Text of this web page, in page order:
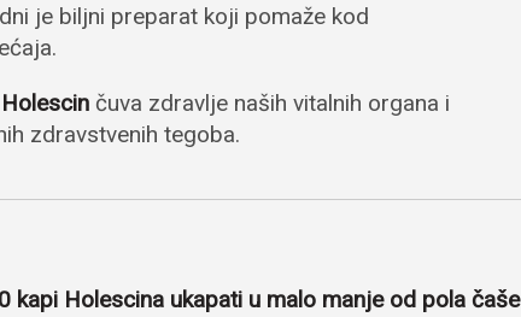
je biljni preparat koji pomaže kod
čuva zdravlje naših vitalnih organa i
zdravstvenih tegoba.
kapi Holescina ukapati u malo manje od pola čaše